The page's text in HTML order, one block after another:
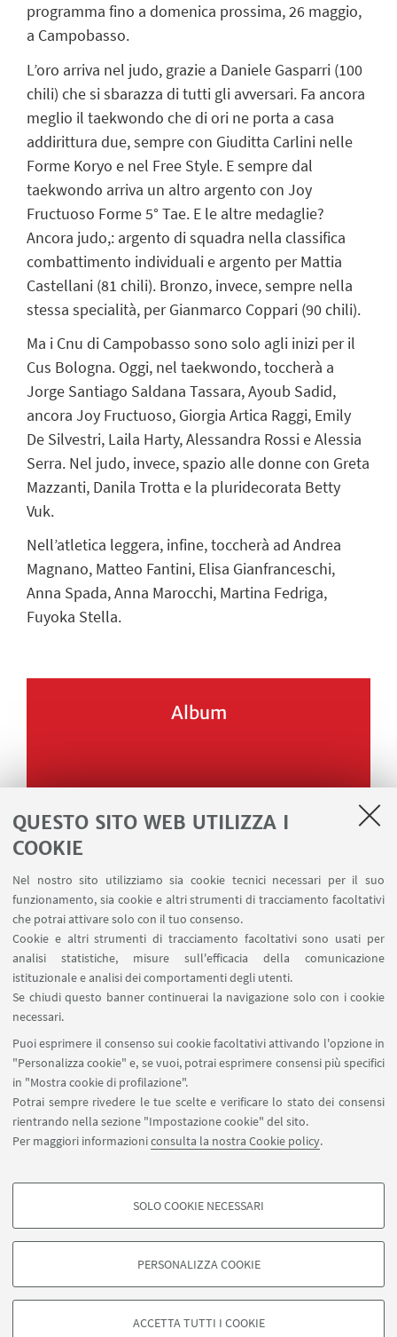
QUESTO SITO WEB UTILIZZA I
COOKIE
Nel nostro sito utilizziamo sia cookie tecnici necessari per il suo
funzionamento, sia cookie e altri strumenti di tracciamento facoltativi
che potrai attivare solo con il tuo consenso.
Cookie e altri strumenti di tracciamento facoltativi sono usati per
analisi statistiche, misure sull'efficacia della comunicazione
istituzionale e analisi dei comportamenti degli utenti.
Se chiudi questo banner continuerai la navigazione solo con i cookie
necessari.
Puoi esprimere il consenso sui cookie facoltativi attivando l'opzione in
"Personalizza cookie" e, se vuoi, potrai esprimere consensi più specifici
in "Mostra cookie di profilazione".
Potrai sempre rivedere le tue scelte e verificare lo stato dei consensi
rientrando nella sezione "Impostazione cookie" del sito.
Per maggiori informazioniconsulta la nostra Cookie policy.
COOKIE DI PROFILAZIONE - FACOLTATIVI
degli utenti, creare profili in base al loro comportamento sul sito, per analisi
di marketing.
SOLO COOKIE NECESSARI
PERSONALIZZA COOKIE
ACCETTA TUTTI I COOKIE
programma fino a domenica prossima, 26 maggio,
a Campobasso.
L’oro arriva nel judo, grazie a Daniele Gasparri (100
chili) che si sbarazza di tutti gli avversari. Fa ancora
meglio il taekwondo che di ori ne porta a casa
addirittura due, sempre con Giuditta Carlini nelle
Forme Koryo e nel Free Style. E sempre dal
taekwondo arriva un altro argento con Joy
Fructuoso Forme 5° Tae. E le altre medaglie?
Ancora judo,: argento di squadra nella classifica
combattimento individuali e argento per Mattia
Castellani (81 chili). Bronzo, invece, sempre nella
stessa specialità, per Gianmarco Coppari (90 chili).
Ma i Cnu di Campobasso sono solo agli inizi per il
Cus Bologna. Oggi, nel taekwondo, toccherà a
Jorge Santiago Saldana Tassara, Ayoub Sadid,
ancora Joy Fructuoso, Giorgia Artica Raggi, Emily
De Silvestri, Laila Harty, Alessandra Rossi e Alessia
Serra. Nel judo, invece, spazio alle donne con Greta
Mazzanti, Danila Trotta e la pluridecorata Betty
Vuk.
Nell’atletica leggera, infine, toccherà ad Andrea
Magnano, Matteo Fantini, Elisa Gianfranceschi,
Anna Spada, Anna Marocchi, Martina Fedriga,
Fuyoka Stella.
Album
Seguici su:
Privacy- Note legali -Impostazioni Cookie